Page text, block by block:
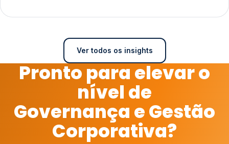
Ver todos os insights
Pronto para elevar o
nível de
Governança e Gestão
Corporativa?